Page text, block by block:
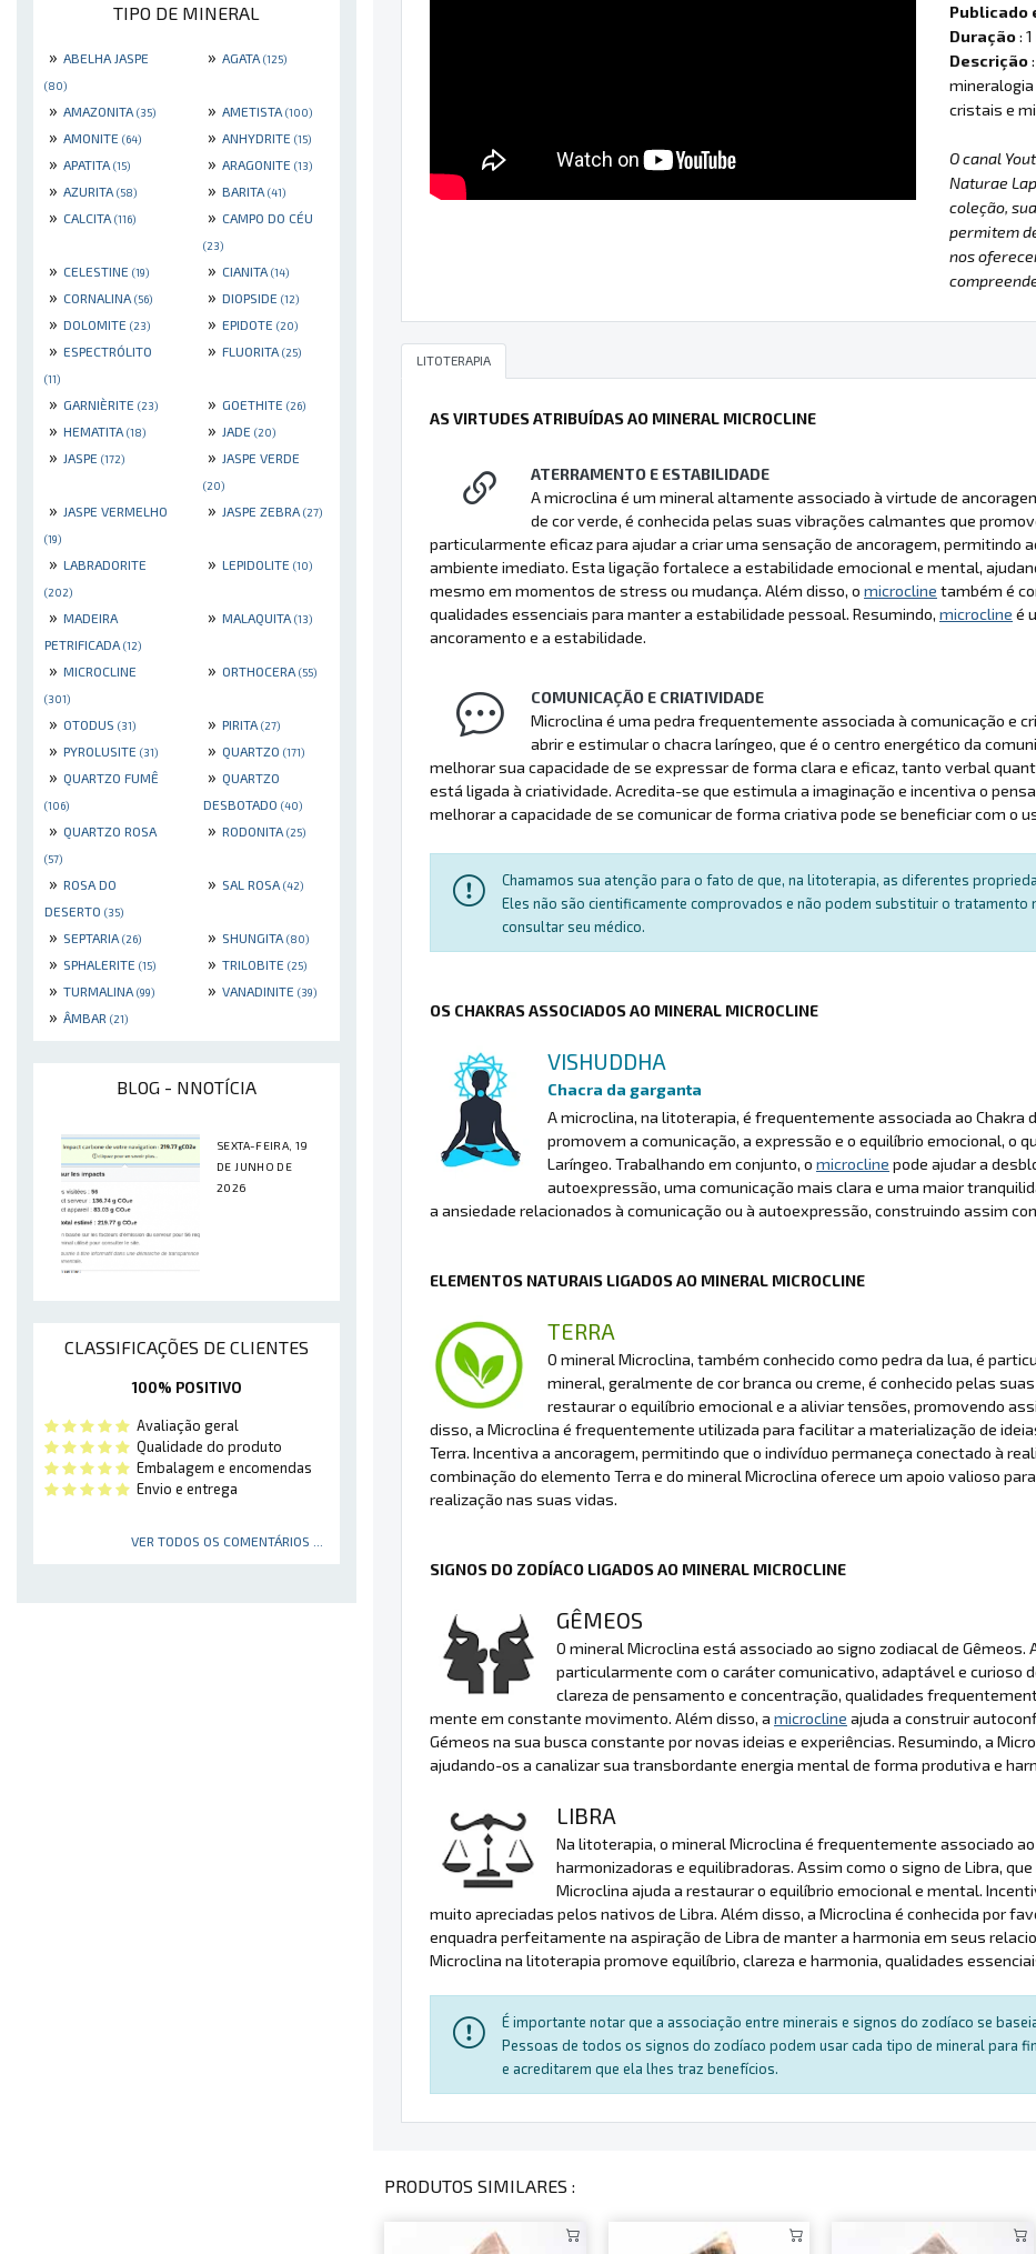
TIPO DE MINERAL
» ABELHA JASPE
(80)
» AGATA (125)
» AMAZONITA (35) » AMETISTA (100)
» AMONITE (64) » ANHYDRITE (15)
» APATITA (15) » ARAGONITE (13)
» AZURITA (58) » BARITA (41)
» CALCITA (116) » CAMPO DO CÉU
(23)
» CELESTINE (19) » CIANITA (14)
» CORNALINA (56) » DIOPSIDE (12)
» DOLOMITE (23) » EPIDOTE (20)
» ESPECTRÓLITO
(11)
» FLUORITA (25)
» GARNIÈRITE (23) » GOETHITE (26)
» HEMATITA (18) » JADE (20)
» JASPE (172) » JASPE VERDE
(20)
» JASPE VERMELHO
(19)
» JASPE ZEBRA (27)
» LABRADORITE
(202)
» LEPIDOLITE (10)
» MADEIRA
PETRIFICADA (12)
» MALAQUITA (13)
» MICROCLINE
(301)
» ORTHOCERA (55)
» OTODUS (31) » PIRITA (27)
» PYROLUSITE (31) » QUARTZO (171)
» QUARTZO FUMÊ
(106)
» QUARTZO
DESBOTADO (40)
» QUARTZO ROSA
(57)
» RODONITA (25)
» ROSA DO
DESERTO (35)
» SAL ROSA (42)
» SEPTARIA (26) » SHUNGITA (80)
» SPHALERITE (15) » TRILOBITE (25)
» TURMALINA (99) » VANADINITE (39)
» ÂMBAR (21)
BLOG - NNOTÍCIA
SEXTA-FEIRA, 19
DE JUNHO DE
2026
CLASSIFICAÇÕES DE CLIENTES
100% POSITIVO
Avaliação geral
Qualidade do produto
Embalagem e encomendas
Envio e entrega
VER TODOS OS COMENTÁRIOS ...
Publicado
Duração:
Descrição
mineralogia
cristais e
O canal
Naturae
coleção,
permitem
nos
LITOTERAPIA
AS VIRTUDES ATRIBUÍDAS AO MINERAL MICROCLINE
ATERRAMENTO E ESTABILIDADE
A microclina é um mineral altamente associado à virtude de
de cor verde, é conhecida pelas suas vibrações calmantes que
particularmente eficaz para ajudar a criar uma sensação de ancoragem, permitindo
ambiente imediato. Esta ligação fortalece a estabilidade emocional e mental,
mesmo em momentos de stress ou mudança. Além disso, o microcline também é
qualidades essenciais para manter a estabilidade pessoal. Resumindo, microcline é
ancoramento e a estabilidade.
COMUNICAÇÃO E CRIATIVIDADE
Microclina é uma pedra frequentemente associada à comunicação e
abrir e estimular o chacra laríngeo, que é o centro energético da
melhorar sua capacidade de se expressar de forma clara e eficaz, tanto verbal
está ligada à criatividade. Acredita-se que estimula a imaginação e incentiva o
melhorar a capacidade de se comunicar de forma criativa pode se beneficiar com o
Chamamos sua atenção para o fato de que, na litoterapia, as diferentes
Eles não são cientificamente comprovados e não podem substituir o tratamento
consultar seu médico.
OS CHAKRAS ASSOCIADOS AO MINERAL MICROCLINE
VISHUDDHA
Chacra da garganta
A microclina, na litoterapia, é frequentemente associada ao Chakra
promovem a comunicação, a expressão e o equilíbrio emocional, o
Laríngeo. Trabalhando em conjunto, o microcline pode ajudar a
autoexpressão, uma comunicação mais clara e uma maior
a ansiedade relacionados à comunicação ou à autoexpressão, construindo assim
ELEMENTOS NATURAIS LIGADOS AO MINERAL MICROCLINE
TERRA
O mineral Microclina, também conhecido como pedra da lua, é
mineral, geralmente de cor branca ou creme, é conhecido pelas
restaurar o equilíbrio emocional e a aliviar tensões, promovendo
disso, a Microclina é frequentemente utilizada para facilitar a materialização de
Terra. Incentiva a ancoragem, permitindo que o indivíduo permaneça conectado à
combinação do elemento Terra e do mineral Microclina oferece um apoio valioso
realização nas suas vidas.
SIGNOS DO ZODÍACO LIGADOS AO MINERAL MICROCLINE
GÊMEOS
O mineral Microclina está associado ao signo zodiacal de
particularmente com o caráter comunicativo, adaptável e curioso
clareza de pensamento e concentração, qualidades
mente em constante movimento. Além disso, a microcline ajuda a construir
Gémeos na sua busca constante por novas ideias e experiências. Resumindo, a
ajudando-os a canalizar sua transbordante energia mental de forma produtiva e
LIBRA
Na litoterapia, o mineral Microclina é frequentemente associado
harmonizadoras e equilibradoras. Assim como o signo de Libra,
Microclina ajuda a restaurar o equilíbrio emocional e mental.
muito apreciadas pelos nativos de Libra. Além disso, a Microclina é conhecida por
enquadra perfeitamente na aspiração de Libra de manter a harmonia em seus
Microclina na litoterapia promove equilíbrio, clareza e harmonia, qualidades
É importante notar que a associação entre minerais e signos do zodíaco se
Pessoas de todos os signos do zodíaco podem usar cada tipo de mineral para
e acreditarem que ela lhes traz benefícios.
PRODUTOS SIMILARES :